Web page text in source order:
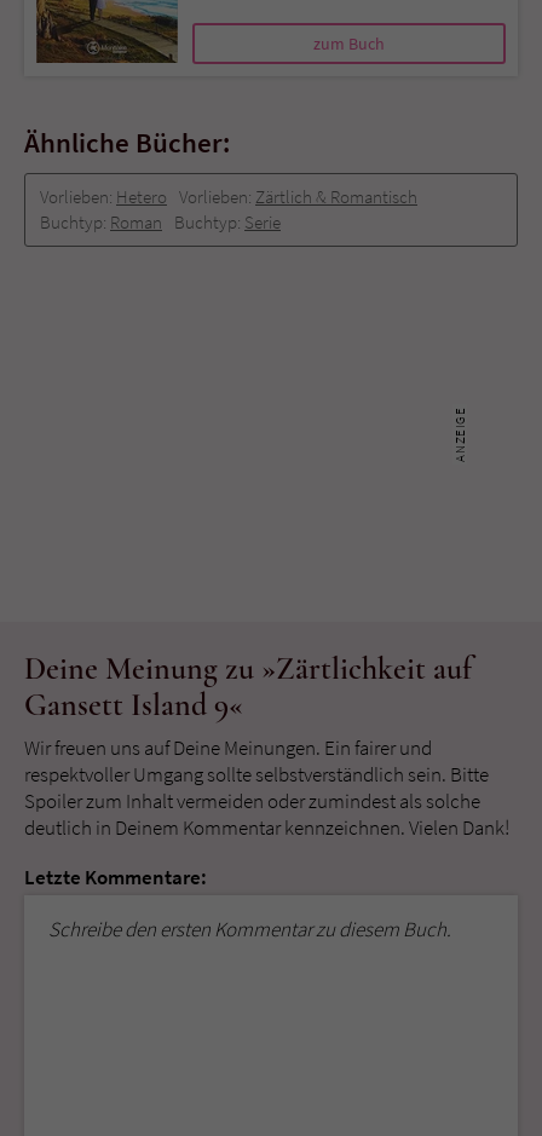
zum Buch
Ähnliche Bücher:
Vorlieben: Hetero Vorlieben: Zärtlich & Romantisch
Buchtyp: Roman Buchtyp: Serie
Deine Meinung zu »Zärtlichkeit auf
Gansett Island 9«
Wir freuen uns auf Deine Meinungen. Ein fairer und
respektvoller Umgang sollte selbstverständlich sein. Bitte
Spoiler zum Inhalt vermeiden oder zumindest als solche
deutlich in Deinem Kommentar kennzeichnen. Vielen Dank!
Letzte Kommentare:
Schreibe den ersten Kommentar zu diesem Buch.